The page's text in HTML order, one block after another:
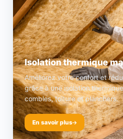
Isolation thermique
Améliorez votre confort et
grâce à une isolation
combles, toiture et planchers.
En savoir plus